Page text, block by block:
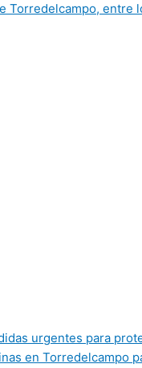
Torredelcampo,
urgentes para
en Torredelcampo